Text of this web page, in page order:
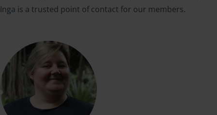
Inga is a trusted point of contact for our members.